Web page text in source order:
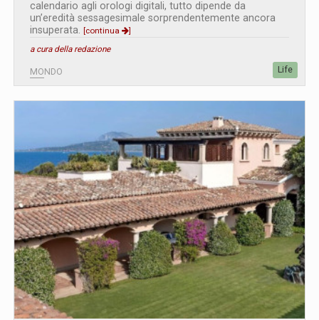
calendario agli orologi digitali, tutto dipende da
un’eredità sessagesimale sorprendentemente ancora
insuperata. [continua
]
a cura della redazione
MONDO Life